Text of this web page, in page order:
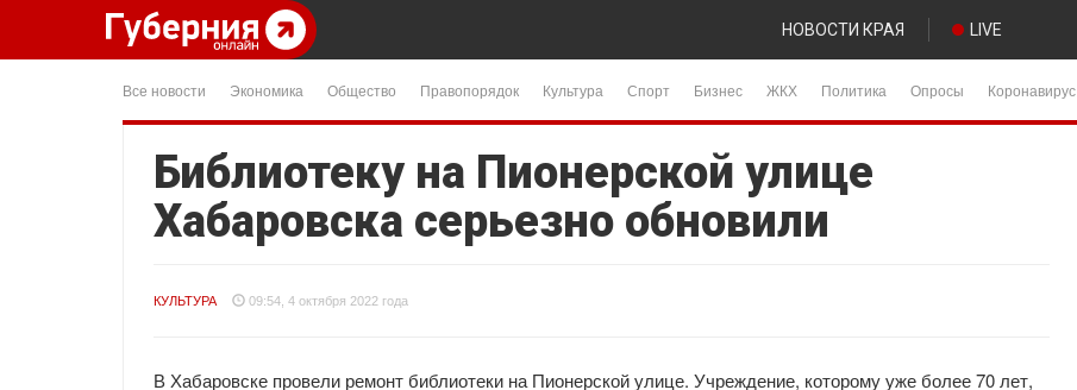
НОВОСТИ КРАЯ LIVE
Все новости Экономика Общество Правопорядок Культура Спорт Бизнес ЖКХ Политика Опросы Коронавирус
Библиотеку на Пионерской улице
Хабаровска серьезно обновили
КУЛЬТУРА 09:54, 4 октября 2022 года
В Хабаровске провели ремонт библиотеки на Пионерской улице. Учреждение, которому уже более 70 лет,